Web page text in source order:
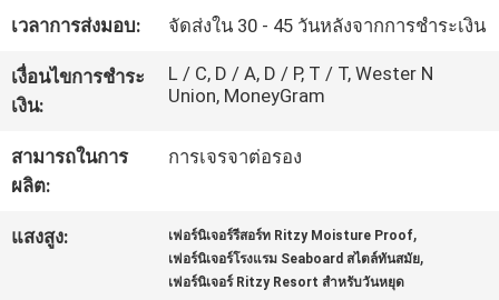
ติดต่อ
เรา
ขอ
เวลาการส่งมอบ: จัดส่งใน 30 - 45 วันหลังจากการชำระเงิน
เงื่อนไขการชำระ
เงิน:
L / C, D / A, D / P, T / T, Wester N
Union, MoneyGram
สามารถในการ
ผลิต:
การเจรจาต่อรอง
แสงสูง: เฟอร์นิเจอร์รีสอร์ท Ritzy Moisture Proof,
เฟอร์นิเจอร์โรงแรม Seaboard สไตล์ทันสมัย,
เฟอร์นิเจอร์ Ritzy Resort สำหรับวันหยุด